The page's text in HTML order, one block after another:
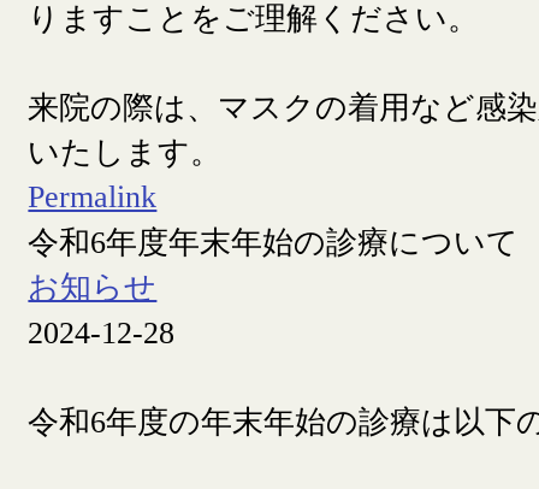
りますことをご理解ください。
来院の際は、マスクの着用など感
いたします。
Permalink
令和6年度年末年始の診療について
お知らせ
2024-12-28
令和6年度の年末年始の診療は以下